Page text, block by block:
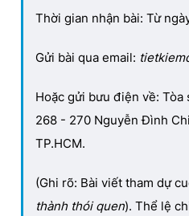
Thời gian nhận bài: Từ
Gửi bài qua email:
Hoặc gửi bưu điện về: Tòa
268 - 270 Nguyễn Đình
TP.HCM.
(Ghi rõ: Bài viết tham dự
thành thói quen). Thể lệ